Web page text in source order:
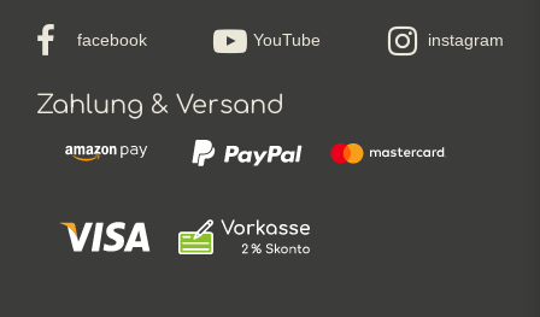
facebook YouTube instagram
Zahlung & Versand